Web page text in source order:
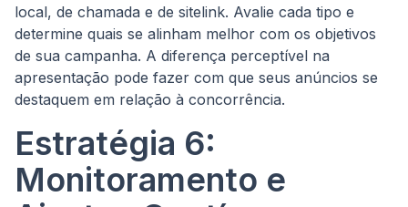
local, de chamada e de sitelink. Avalie cada tipo e
determine quais se alinham melhor com os objetivos
de sua campanha. A diferença perceptível na
apresentação pode fazer com que seus anúncios se
destaquem em relação à concorrência.
Estratégia 6:
Monitoramento e